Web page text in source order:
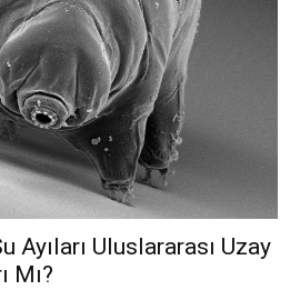
Ayıları Uluslararası Uzay
Mı?